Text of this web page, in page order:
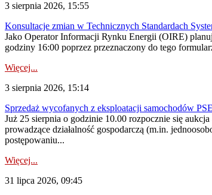
3 sierpnia 2026, 15:55
Konsultacje zmian w Technicznych Standardach
Jako Operator Informacji Rynku Energii (OIRE)
godziny 16:00 poprzez przeznaczony do tego
Więcej...
3 sierpnia 2026, 15:14
Sprzedaż wycofanych z eksploatacji samochodów PSE
Już 25 sierpnia o godzinie 10.00 rozpocznie się
prowadzące działalność gospodarczą (m.in.
postępowaniu...
Więcej...
31 lipca 2026, 09:45